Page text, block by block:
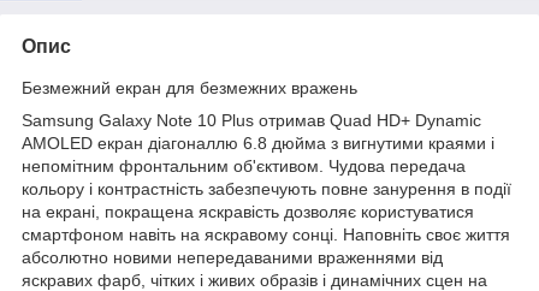
Опис
Безмежний екран для безмежних вражень
Samsung Galaxy Note 10 Plus отримав Quad HD+ Dynamic
AMOLED екран діагоналлю 6.8 дюйма з вигнутими краями і
непомітним фронтальним об'єктивом. Чудова передача
кольору і контрастність забезпечують повне занурення в події
на екрані, покращена яскравість дозволяє користуватися
смартфоном навіть на яскравому сонці. Наповніть своє життя
абсолютно новими непередаваними враженнями від
яскравих фарб, чітких і живих образів і динамічних сцен на